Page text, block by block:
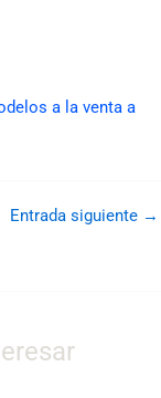
a la venta a
Entrada siguiente →